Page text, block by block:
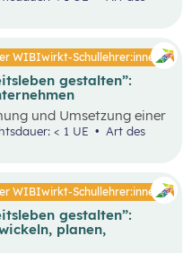
bewältigen zu
Bedeutung,
Um als Unternehmen
erfolgreich zu sein,
und
über bestimmte
Diese spielen eine
Gesellschaft, indem sie
Innovationen
wirtschaftliche
den Eigenschaften
und
WIBIwirkt-Schullehrer:innen
gestalten”:
und Umsetzung einer
lediglich der Anfang
Die
wird in diesem
entscheidende
Bestehen von
< 1 UE
WIBIwirkt-Schullehrer:innen
gestalten”:
planen,